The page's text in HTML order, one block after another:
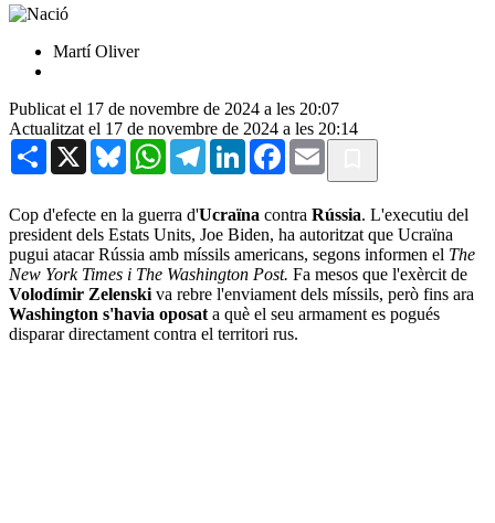
Martí Oliver
Publicat el 17 de novembre de 2024 a les 20:07
Actualitzat el 17 de novembre de 2024 a les 20:14
Share X BlueskyWhatsAppTelegramLinkedInFacebook
Email
Cop d'efecte en la guerra d'Ucraïna contra Rússia. L'executiu del
president dels Estats Units, Joe Biden, ha autoritzat que Ucraïna
pugui atacar Rússia amb míssils americans, segons informen el The
New York Times i The Washington Post. Fa mesos que l'exèrcit de
Volodímir Zelenski va rebre l'enviament dels míssils, però fins ara
Washington s'havia oposat a què el seu armament es pogués
disparar directament contra el territori rus.